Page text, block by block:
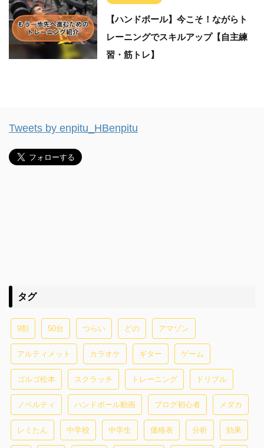
【ハンドボール】今こそ！ながらト
レーニングでスキルアップ【自主練
習・筋トレ】
Tweets by enpitu_HBenpitu
タグ
9割 50台 つらい どの アマゾン
アルティメット カラオケ ギター ゲーム
ゴルゴ松本 スクラッチ トレーニング ドリブル
ノベルティ ハンドボール動画 ブログ初心者 メダカ
レミたん 中学校 中学生 価格表 分析 効果